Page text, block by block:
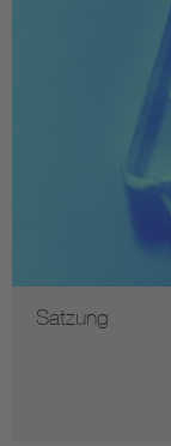
Preis
Satzung